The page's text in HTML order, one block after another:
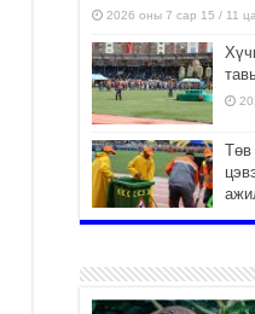
2026 оны 7 сар 15 / 11
Төв